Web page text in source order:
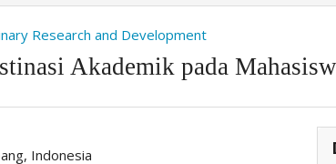
Research and Development
Akademik pada
Indonesia